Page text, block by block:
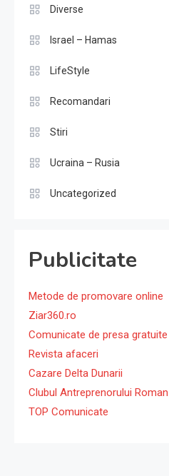
Diverse
Israel – Hamas
LifeStyle
Recomandari
Stiri
Ucraina – Rusia
Uncategorized
Publicitate
Metode de promovare online
Ziar360.ro
Comunicate de presa gratuite
Revista afaceri
Cazare Delta Dunarii
Clubul Antreprenorului Roman
TOP Comunicate